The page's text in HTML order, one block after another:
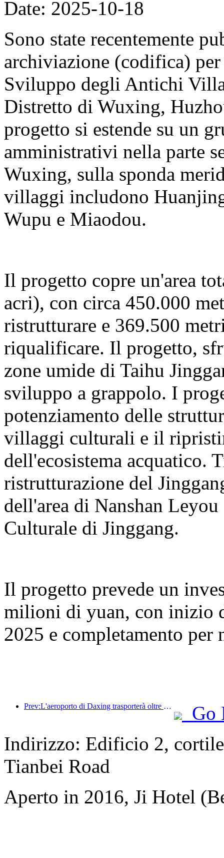
Date: 2025-10-18
Sono state recentemente
archiviazione (codifica)
Sviluppo degli Antichi
Distretto di Wuxing,
progetto si estende su un
amministrativi nella parte
Wuxing, sulla sponda
villaggi includono
Wupu e Miaodou.
Il progetto copre un'area
acri), con circa 450.000
ristrutturare e 369.500
riqualificare. Il progetto,
zone umide di Taihu
sviluppo a grappolo. I
potenziamento delle
villaggi culturali e il
dell'ecosistema acquatico.
ristrutturazione del
dell'area di Nanshan
Culturale di Jinggang.
Il progetto prevede un
milioni di yuan, con inizio
2025 e completamento per
Prev:L'aeroporto di Daxing trasporterà oltre 1,3 milioni di passeggeri durante la festa nazionale del 2025
Go
Indirizzo: Edificio 2,
Tianbei Road
Aperto in 2016, Ji Hotel